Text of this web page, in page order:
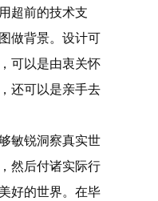
超前的技术支
做背景。设计可
可以是由衷关怀
还可以是亲手去
敏锐洞察真实世
然后付诸实际行
好的世界。在毕